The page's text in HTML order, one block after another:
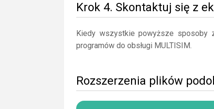
Krok 4. Skontaktuj się z
Kiedy wszystkie powyższe sposoby
programów do obsługi MULTISIM.
Rozszerzenia plików